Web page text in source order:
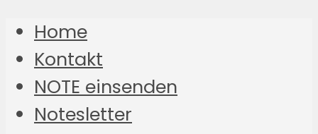
Home
Kontakt
NOTE einsenden
Notesletter